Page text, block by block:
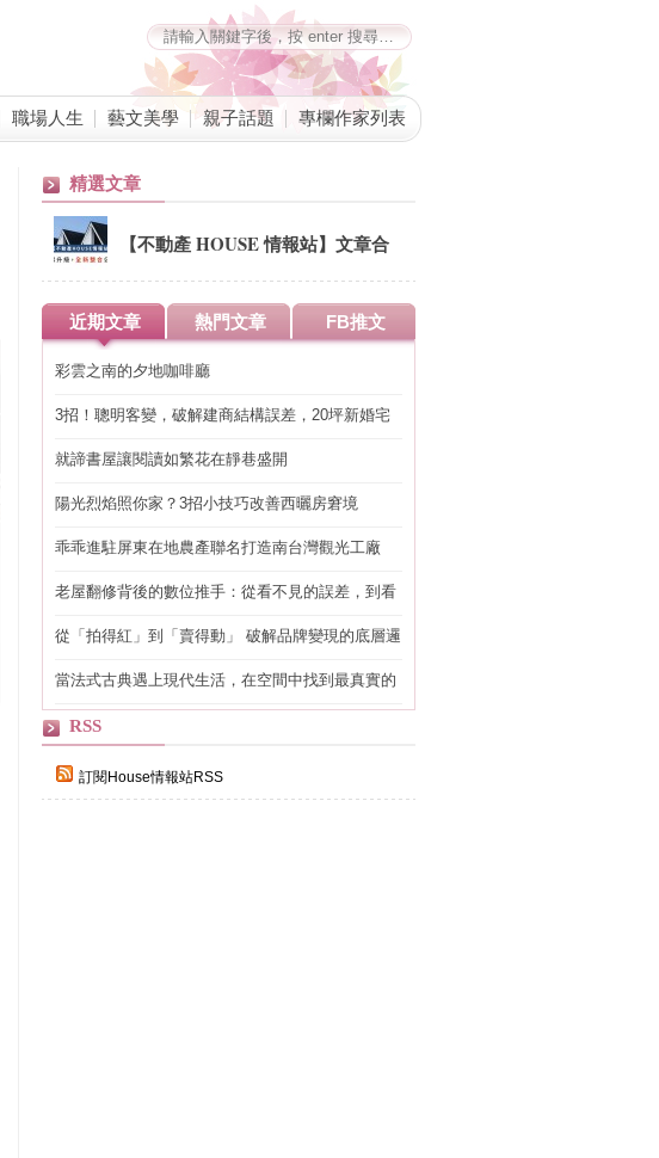
職場人生 藝文美學 親子話題 專欄作家列表
精選文章
【不動產 HOUSE 情報站】文章合
併公告
近期文章 熱門文章 FB推文
彩雲之南的夕地咖啡廳
3招！聰明客變，破解建商結構誤差，20坪新婚宅
就諦書屋讓閱讀如繁花在靜巷盛開
陽光烈焰照你家？3招小技巧改善西曬房窘境
乖乖進駐屏東在地農產聯名打造南台灣觀光工廠
老屋翻修背後的數位推手：從看不見的誤差，到看
從「拍得紅」到「賣得動」 破解品牌變現的底層邏
當法式古典遇上現代生活，在空間中找到最真實的
RSS
訂閱House情報站RSS